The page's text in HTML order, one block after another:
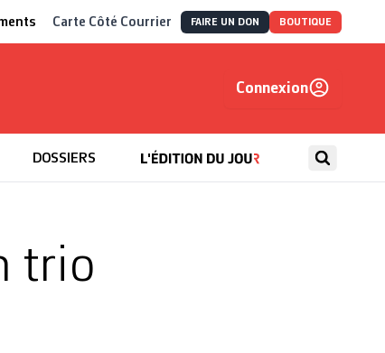
Carte Côté Courrier FAIRE UN DON BOUTIQUE
Connexion
DOSSIERS
trio